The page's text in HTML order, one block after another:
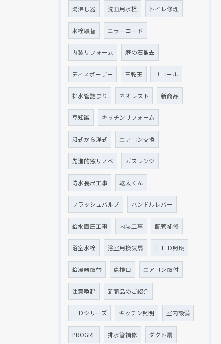
湯沸し器 洗面用水栓 トイレ修理
水栓取替 エラーコード
内装リフォーム 庭の石撤去
ディスポーザー 三乾王 リコール
排水管詰まり ネオレスト 新商品
豆知識 キッチンリフォーム
和式から洋式 エアコン交換
先進的窓リノベ ガスレンジ
防水長尺工事 乾太くん
フラッシュバルブ ハンドルレバー
給水直圧工事 内装工事 配管補修
浴室水栓 浴室用換気扇 ＬＥＤ照明
給湯器取替 点検口 エアコン取付
注意喚起 新商品のご紹介
ＦＤシリーズ キッチン照明 室内設備
PROGRE 排水管補修 ダクト扇